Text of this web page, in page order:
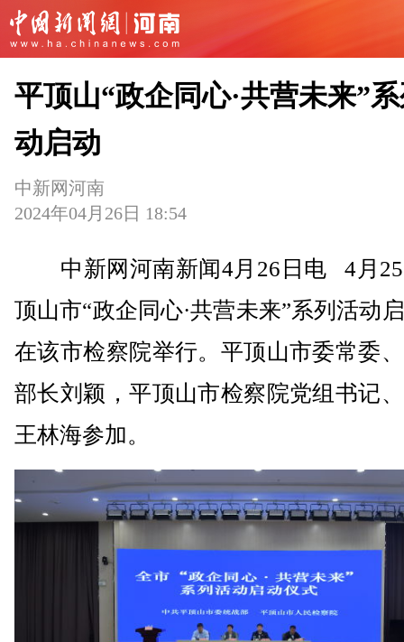
平顶山“政企同心·共营未来”
动启动
中新网河南
2024年04月26日 18:54
中新网河南新闻4月26日电 4月25
顶山市“政企同心·共营未来”系列活动
在该市检察院举行。平顶山市委常委
部长刘颖，平顶山市检察院党组书记
王林海参加。